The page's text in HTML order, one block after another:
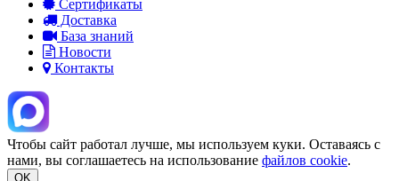
Сертификаты
Доставка
База знаний
Новости
Контакты
Чтобы сайт работал лучше, мы используем куки. Оставаясь с
нами, вы соглашаетесь на использование файлов cookie.
OK